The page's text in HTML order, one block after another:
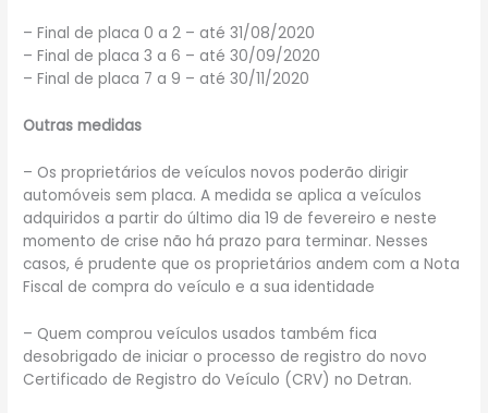
– Final de placa 0 a 2 – até 31/08/2020
– Final de placa 3 a 6 – até 30/09/2020
– Final de placa 7 a 9 – até 30/11/2020
Outras medidas
– Os proprietários de veículos novos poderão dirigir
automóveis sem placa. A medida se aplica a veículos
adquiridos a partir do último dia 19 de fevereiro e neste
momento de crise não há prazo para terminar. Nesses
casos, é prudente que os proprietários andem com a Nota
Fiscal de compra do veículo e a sua identidade
– Quem comprou veículos usados também fica
desobrigado de iniciar o processo de registro do novo
Certificado de Registro do Veículo (CRV) no Detran.